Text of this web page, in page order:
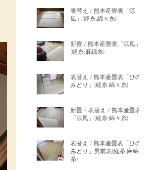
表替え / 熊本産畳表「涼
風」(経糸:綿々糸)
新畳 / 熊本産畳表「涼風」
(経糸:麻綿糸)
表替え / 熊本産畳表「ひの
みどり」(経糸:綿々糸)
新畳・表替え / 熊本産畳表
「涼風」(経糸:綿々糸)
表替え / 熊本産畳表「ひの
みどり」男前表(経糸:麻綿
糸)